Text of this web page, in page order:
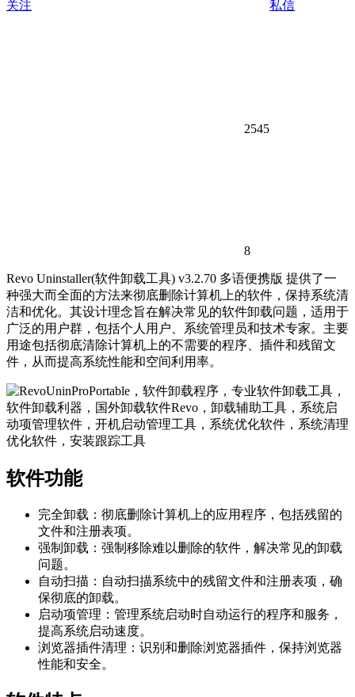
关注 私信
2545
8
Revo Uninstaller(软件卸载工具) v3.2.70 多语便携版 提供了一
种强大而全面的方法来彻底删除计算机上的软件，保持系统清
洁和优化。其设计理念旨在解决常见的软件卸载问题，适用于
广泛的用户群，包括个人用户、系统管理员和技术专家。主要
用途包括彻底清除计算机上的不需要的程序、插件和残留文
件，从而提高系统性能和空间利用率。
软件功能
完全卸载：彻底删除计算机上的应用程序，包括残留的
文件和注册表项。
强制卸载：强制移除难以删除的软件，解决常见的卸载
问题。
自动扫描：自动扫描系统中的残留文件和注册表项，确
保彻底的卸载。
启动项管理：管理系统启动时自动运行的程序和服务，
提高系统启动速度。
浏览器插件清理：识别和删除浏览器插件，保持浏览器
性能和安全。